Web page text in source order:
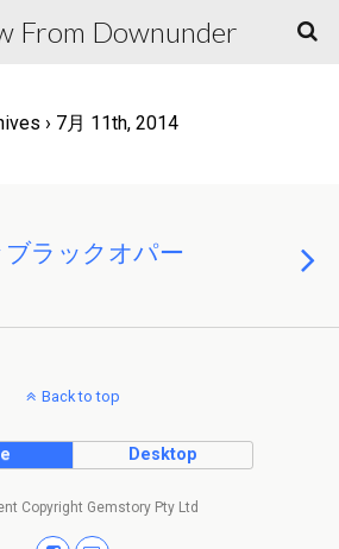
From Downunder
› 7月 11th, 2014
ラックオパー
Back to top
Desktop
Copyright Gemstory Pty Ltd